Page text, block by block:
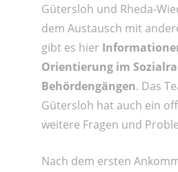
Gütersloh und Rheda-
dem Austausch mit
gibt es hier
Orientierung im
Behördengängen. Das
Gütersloh hat auch ein
weitere Fragen und
Nach dem ersten